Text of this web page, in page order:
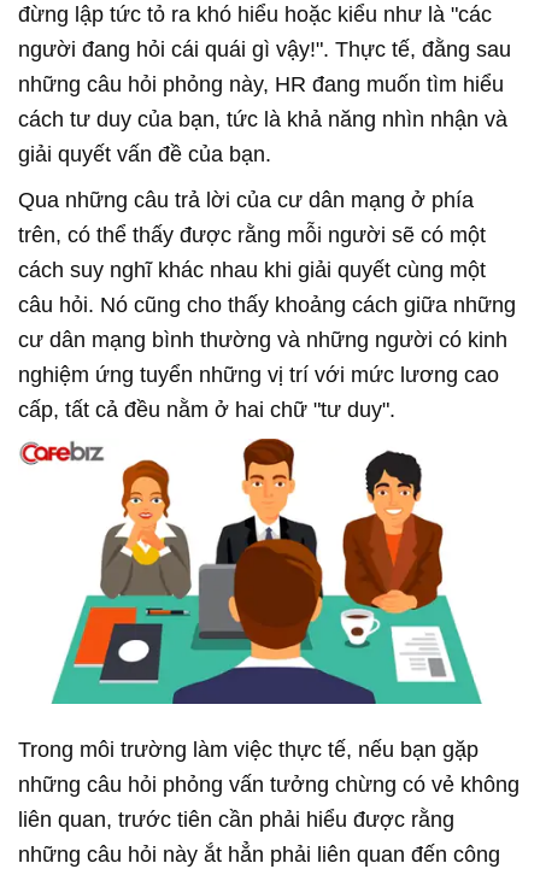
đừng lập tức tỏ ra khó hiểu hoặc kiểu như là "các
người đang hỏi cái quái gì vậy!". Thực tế, đằng sau
những câu hỏi phỏng này, HR đang muốn tìm hiểu
cách tư duy của bạn, tức là khả năng nhìn nhận và
giải quyết vấn đề của bạn.
Qua những câu trả lời của cư dân mạng ở phía
trên, có thể thấy được rằng mỗi người sẽ có một
cách suy nghĩ khác nhau khi giải quyết cùng một
câu hỏi. Nó cũng cho thấy khoảng cách giữa những
cư dân mạng bình thường và những người có kinh
nghiệm ứng tuyển những vị trí với mức lương cao
cấp, tất cả đều nằm ở hai chữ "tư duy".
Trong môi trường làm việc thực tế, nếu bạn gặp
những câu hỏi phỏng vấn tưởng chừng có vẻ không
liên quan, trước tiên cần phải hiểu được rằng
những câu hỏi này ắt hẳn phải liên quan đến công